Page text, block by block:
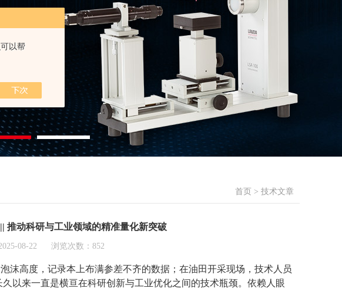
以帮
首页 > 技术文章
推动科研与工业领域的精准量化新突破
08-22 浏览次数：852
高度，记录本上布满参差不齐的数据；在油田开采现场，技术人员
以来一直是横亘在科研创新与工业优化之间的技术瓶颈。依赖人眼